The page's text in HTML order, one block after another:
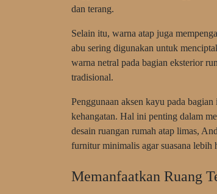
dan terang.
Selain itu, warna atap juga
abu sering digunakan untuk
warna netral pada bagian eksterior
tradisional.
Penggunaan aksen kayu pada
kehangatan. Hal ini penting dalam
desain ruangan rumah atap limas,
furnitur minimalis agar suasana lebih
Memanfaatkan Ruang